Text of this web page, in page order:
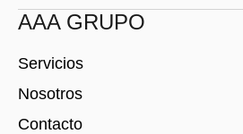
AAA GRUPO
Servicios
Nosotros
Contacto